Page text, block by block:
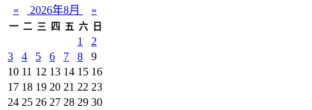
«
2026年8月 »
一 二 三 四 五 六 日
1
2
3
4 5 6 7 8
9
10 11 12 13 14 15 16
17 18 19 20 21 22 23
24 25 26 27 28 29 30